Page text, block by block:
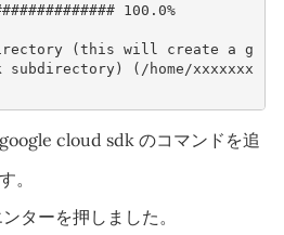
100.0%
(this will create a g
subdirectory) (/home/xxxxxxx
cloud sdk のコマンドを追
。
ターを押しました。